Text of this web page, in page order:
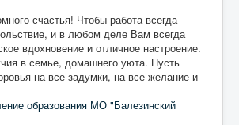
счастья! Чтобы работа всегда
и в любом деле Вам всегда
вдохновение и отличное настроение.
в семье, домашнего уюта. Пусть
на все задумки, на все желание и
образования МО "Балезинский